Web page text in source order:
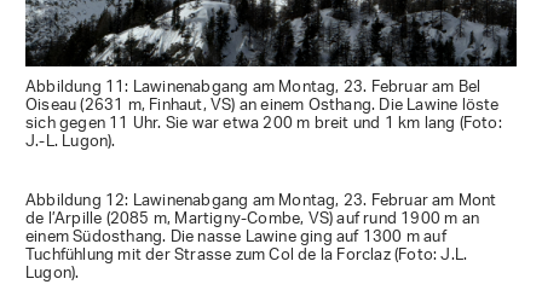
Abbildung 11: Lawinenabgang am Montag, 23. Februar am Bel
Oiseau (2631 m, Finhaut, VS) an einem Osthang. Die Lawine löste
sich gegen 11 Uhr. Sie war etwa 200 m breit und 1 km lang (Foto:
J.-L. Lugon).